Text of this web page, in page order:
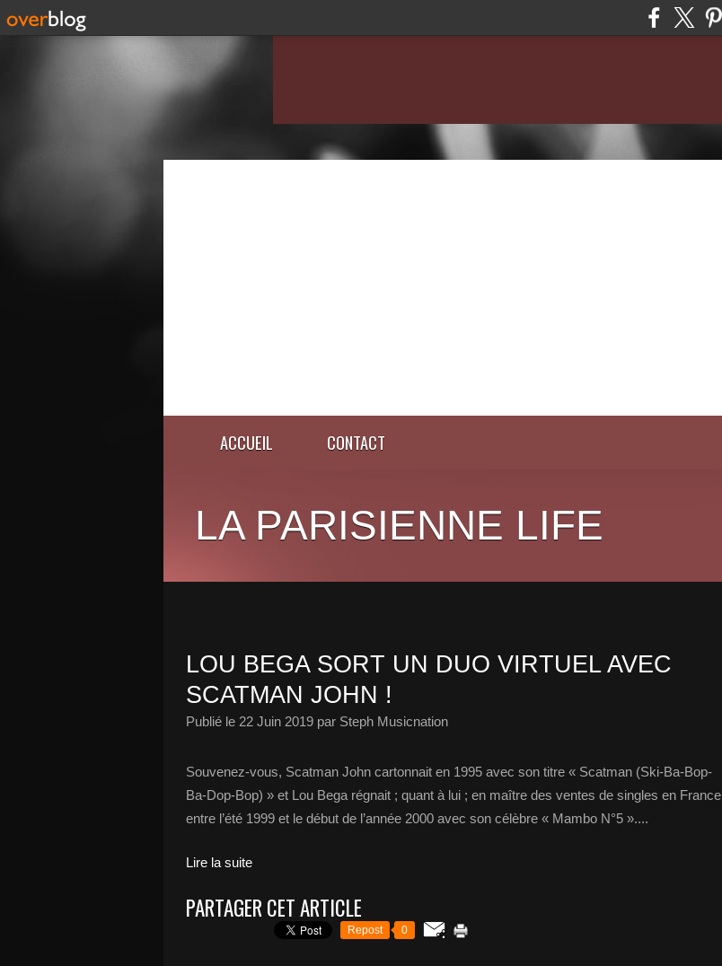
ACCUEIL CONTACT
LA PARISIENNE LIFE
LOU BEGA SORT UN DUO VIRTUEL AVEC
SCATMAN JOHN !
Publié le 22 Juin 2019 par Steph Musicnation
Souvenez-vous, Scatman John cartonnait en 1995 avec son titre « Scatman (Ski-Ba-Bop-
Ba-Dop-Bop) » et Lou Bega régnait ; quant à lui ; en maître des ventes de singles en France
entre l’été 1999 et le début de l’année 2000 avec son célèbre « Mambo N°5 »....
Lire la suite
PARTAGER CET ARTICLE
Repost 0